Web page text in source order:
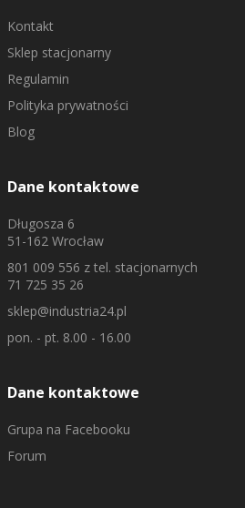
Kontakt
Sklep stacjonarny
Regulamin
Polityka prywatności
Blog
Dane kontaktowe
Długosza 6
51-162 Wrocław
801 009 556 z tel. stacjonarnych
71 725 35 26
sklep@industria24.pl
pon. - pt. 8.00 - 16.00
Dane kontaktowe
Grupa na Facebooku
Forum